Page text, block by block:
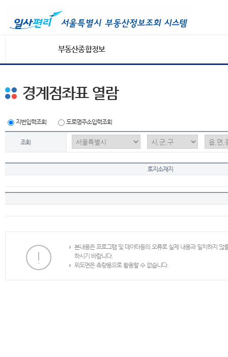
부동산종합정보
경계점좌표 열람
지번입력조회 도로명주소입력조회
조회
토지소재지
본내용은 프로그램 및 데이타등의 오류로 실제 내용과 일치하지
하시기 바랍니다.
위도면은 측량용으로 활용할 수 없습니다.